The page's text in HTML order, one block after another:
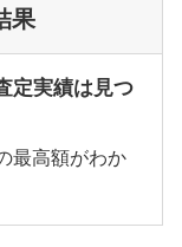
果
定実績は見つ
最高額がわか